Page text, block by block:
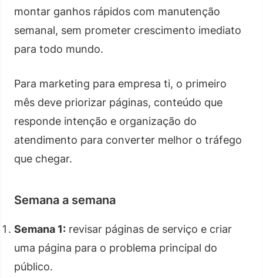
montar ganhos rápidos com manutenção
semanal, sem prometer crescimento imediato
para todo mundo.
Para marketing para empresa ti, o primeiro
mês deve priorizar páginas, conteúdo que
responde intenção e organização do
atendimento para converter melhor o tráfego
que chegar.
Semana a semana
Semana 1: revisar páginas de serviço e criar
uma página para o problema principal do
público.